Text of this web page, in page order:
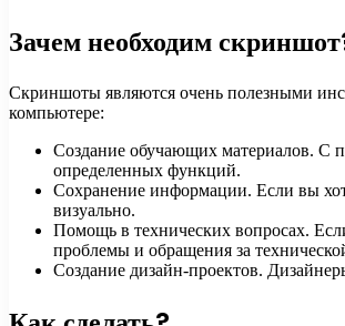
Зачем необходим
Скриншоты являются очень полезными
компьютере:
Создание обучающих материалов. С
определенных функций.
Сохранение информации. Если вы
визуально.
Помощь в технических вопросах.
проблемы и обращения за
Создание дизайн-проектов.